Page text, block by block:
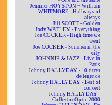
Jennifer HOYSTON + William
WHITMORE - Hallways of
always
Jill SCOTT - Golden
Jody WATLEY - Everything
Joe COCKER - High time we
went
Joe COCKER - Summer in the
city
JOHNNIE & JAZZ - Live in
Paris
Johnny HALLYDAY - 10 titres
de légende
Johnny HALLYDAY - Best of
concert
Johnny HALLYDAY -
Collector Optic 2000